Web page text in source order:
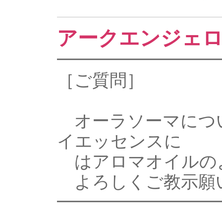
アークエンジェ
［ご質問］
オーラソーマにつ
イエッセンスに
はアロマオイルの
よろしくご教示願